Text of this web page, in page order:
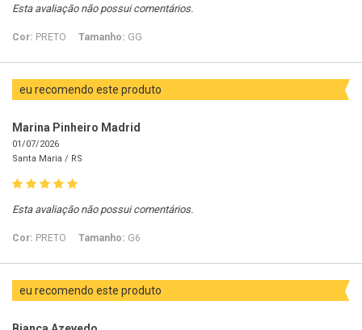
Esta avaliação não possui comentários.
Cor: PRETO Tamanho: GG
eu recomendo este produto
Marina Pinheiro Madrid
01/07/2026
Santa Maria / RS
Esta avaliação não possui comentários.
Cor: PRETO Tamanho: G6
eu recomendo este produto